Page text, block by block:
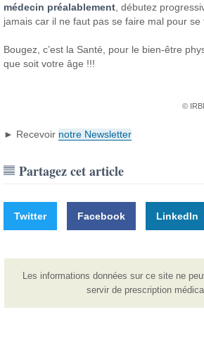
médecin préalablement , débutez
jamais car il ne faut pas se faire mal pour se
Bougez, c’est la Santé, pour le bien-être
que soit votre âge !!!
©
► Recevoir notre Newsletter
Partagez cet article
Twitter Facebook LinkedIn
Les informations données sur ce site ne
servir de prescription